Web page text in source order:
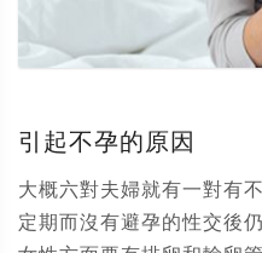
引起不孕的原因
大概六對夫婦就有一對有
定期而沒有避孕的性交後